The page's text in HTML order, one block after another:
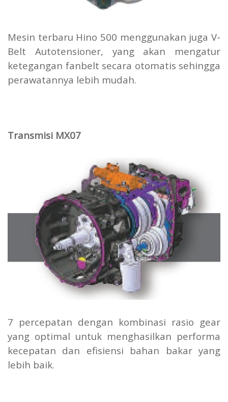
Mesin terbaru Hino 500 menggunakan juga V-
Belt Autotensioner, yang akan mengatur
ketegangan fanbelt secara otomatis sehingga
perawatannya lebih mudah.
Transmisi MX07
7 percepatan dengan kombinasi rasio gear
yang optimal untuk menghasilkan performa
kecepatan dan efisiensi bahan bakar yang
lebih baik.